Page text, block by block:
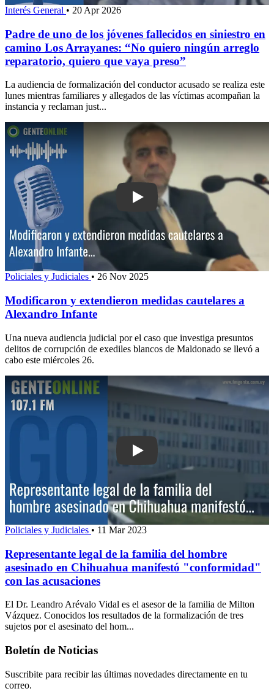
Interés General • 20 Apr 2026
Padre de uno de los jóvenes fallecidos en siniestro en
camino Los Arrayanes: “No quiero ningún arreglo
reparatorio, quiero que vaya preso”
La audiencia de formalización del conductor acusado se realiza este
lunes mientras familiares y allegados de las víctimas acompañan la
instancia y reclaman just...
Play: Modificaron y extendieron
Policiales y Judiciales • 26 Nov 2025
Modificaron y extendieron medidas cautelares a
Alexandro Infante
Una nueva audiencia judicial por el caso que investiga presuntos
delitos de corrupción de exediles blancos de Maldonado se llevó a
cabo este miércoles 26.
Play: Representante legal de la
Policiales y Judiciales • 11 Mar 2023
Representante legal de la familia del hombre
asesinado en Chihuahua manifestó "conformidad"
con las acusaciones
El Dr. Leandro Arévalo Vidal es el asesor de la familia de Milton
Vázquez. Conocidos los resultados de la formalización de tres
sujetos por el asesinato del hom...
Boletín de Noticias
Suscribite para recibir las últimas novedades directamente en tu
correo.